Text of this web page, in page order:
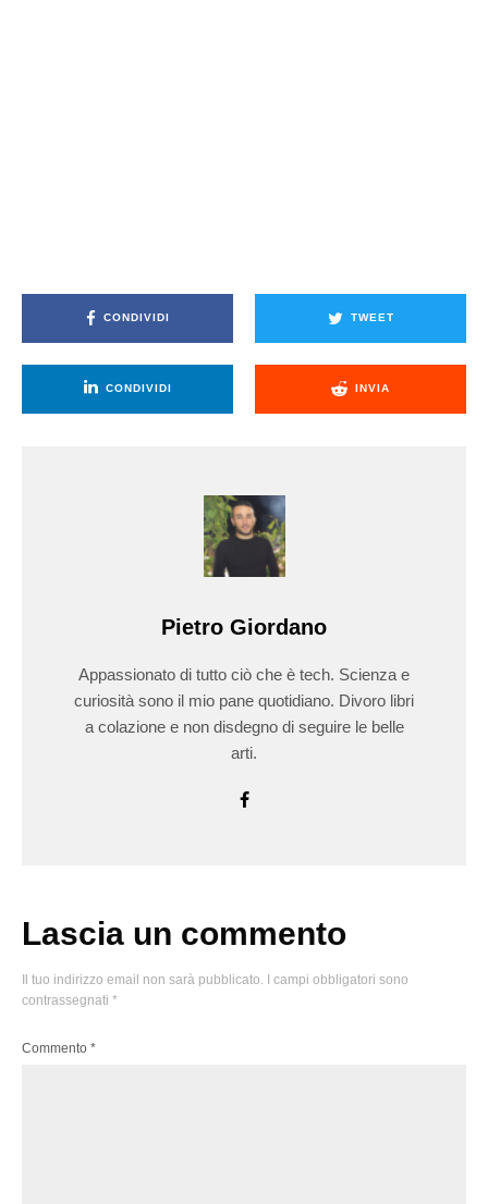
CONDIVIDI TWEET
CONDIVIDI INVIA
Pietro Giordano
Appassionato di tutto ciò che è tech. Scienza e
curiosità sono il mio pane quotidiano. Divoro libri
a colazione e non disdegno di seguire le belle
arti.
Lascia un commento
Il tuo indirizzo email non sarà pubblicato. I campi obbligatori sono
contrassegnati *
Commento *